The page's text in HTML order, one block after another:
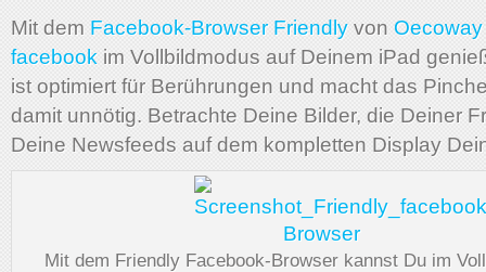
Mit dem Facebook-Browser Friendly von
facebook im Vollbildmodus auf Deinem iPad
ist optimiert für Berührungen und macht das
damit unnötig. Betrachte Deine Bilder, die Deiner
Deine Newsfeeds auf dem kompletten Display
Mit dem Friendly Facebook-Browser kannst Du im